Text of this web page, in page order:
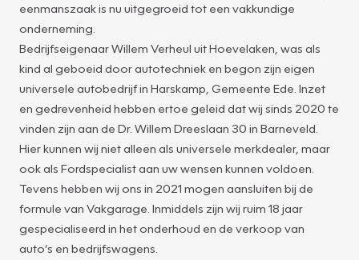
eenmanszaak is nu uitgegroeid tot een vakkundige
onderneming.
Bedrijfseigenaar Willem Verheul uit Hoevelaken, was als
kind al geboeid door autotechniek en begon zijn eigen
universele autobedrijf in Harskamp, Gemeente Ede. Inzet
en gedrevenheid hebben ertoe geleid dat wij sinds 2020 te
vinden zijn aan de Dr. Willem Dreeslaan 30 in Barneveld.
Hier kunnen wij niet alleen als universele merkdealer, maar
ook als Fordspecialist aan uw wensen kunnen voldoen.
Tevens hebben wij ons in 2021 mogen aansluiten bij de
formule van Vakgarage. Inmiddels zijn wij ruim 18 jaar
gespecialiseerd in het onderhoud en de verkoop van
auto’s en bedrijfswagens.